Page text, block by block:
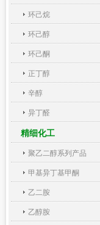
环己烷
环己醇
环己酮
正丁醇
辛醇
异丁醛
精细化工
聚乙二醇系列产品
甲基异丁基甲酮
乙二胺
乙醇胺